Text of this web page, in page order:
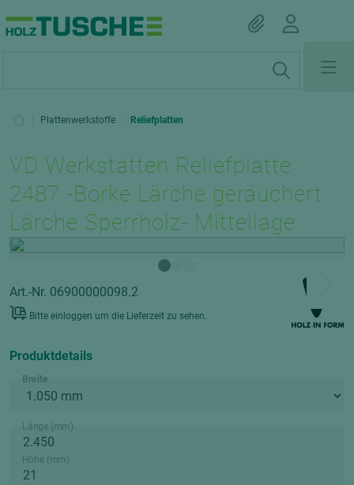
Plattenwerkstoffe Reliefplatten
VD Werkstätten Reliefplatte
2487 -Borke Lärche geräuchert
Lärche Sperrholz- Mittellage
Art.-Nr. 06900000098.2
Bitte einloggen um die Lieferzeit zu sehen.
Produktdetails
Breite
Länge (mm)
Höhe (mm)